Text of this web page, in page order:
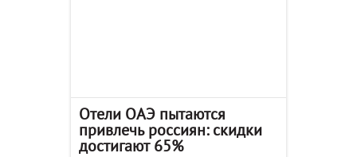
Отели ОАЭ пытаются
привлечь россиян: скидки
достигают 65%